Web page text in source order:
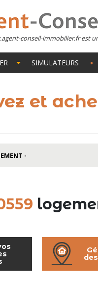
conseil-immobilier.fr est
SIMULATEURS
et